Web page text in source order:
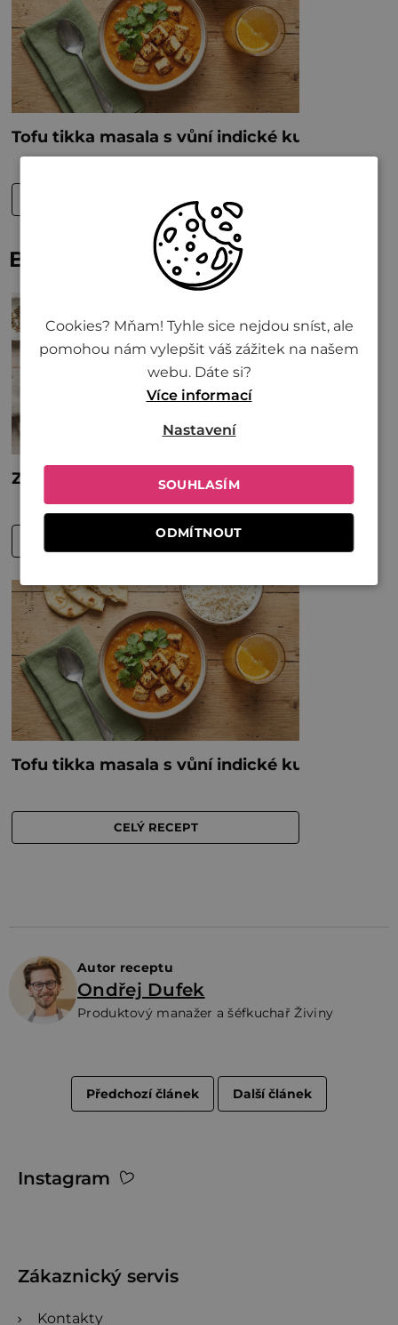
Bude vám také chutnat
Autor receptu
Ondřej Dufek
Produktový manažer a šéfkuchař Živiny
Předchozí článek Další článek
Instagram
Zákaznický servis
Kontakty
Cookies? Mňam! Tyhle sice nejdou sníst, ale
pomohou nám vylepšit váš zážitek na našem
webu. Dáte si?
Více informací
SOUHLASÍM
ODMÍTNOUT
Nastavení